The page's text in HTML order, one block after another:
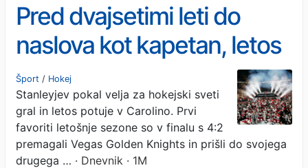
Pred dvajsetimi leti do
naslova kot kapetan, letos
kot glavni trener
Šport / Hokej
Stanleyjev pokal velja za hokejski sveti
gral in letos potuje v Carolino. Prvi
favoriti letošnje sezone so v finalu s 4:2
premagali Vegas Golden Knights in prišli do svojega
drugega … · Dnevnik · 1M